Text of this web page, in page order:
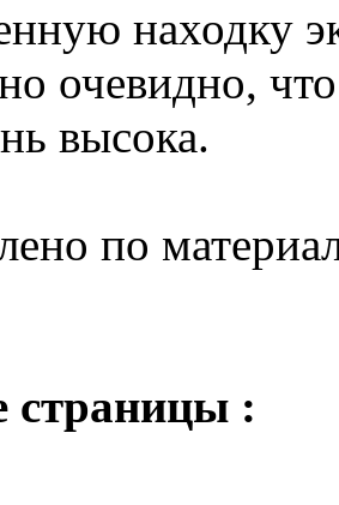
находку
очевидно,
высока.
по
страницы :